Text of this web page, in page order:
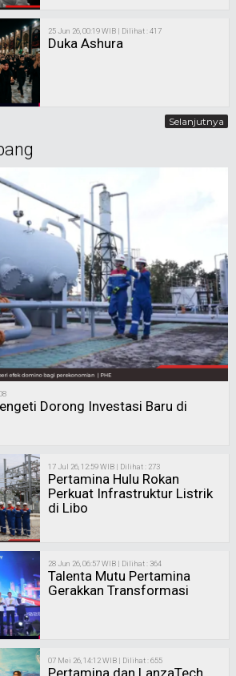
25 Jun 26, 00:19 WIB | Dilihat : 417
Duka Ashura
Selanjutnya
Dorong Investasi Baru di
17 Jul 26, 12:59 WIB | Dilihat : 273
Pertamina Hulu Rokan
Perkuat Infrastruktur Listrik
di Libo
28 Jun 26, 06:57 WIB | Dilihat : 364
Talenta Mutu Pertamina
Gerakkan Transformasi
07 Mei 26, 14:12 WIB | Dilihat : 655